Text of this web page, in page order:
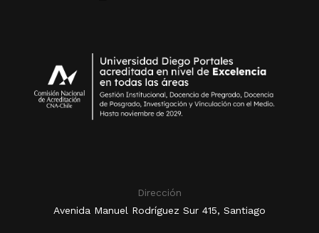
Dirección
Avenida Manuel Rodríguez Sur 415, Santiago